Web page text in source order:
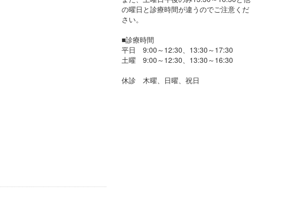
の曜日と診療時間が違うのでご注意くだ
さい。
■診療時間
平日 9:00～12:30、13:30～17:30
土曜 9:00～12:30、13:30～16:30
休診 木曜、日曜、祝日